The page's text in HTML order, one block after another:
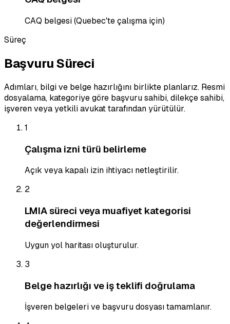
CAQ belgesi (Quebec'te çalışma için)
Süreç
Başvuru Süreci
Adımları, bilgi ve belge hazırlığını birlikte planlarız. Resmi
dosyalama, kategoriye göre başvuru sahibi, dilekçe sahibi,
işveren veya yetkili avukat tarafından yürütülür.
1
Çalışma izni türü belirleme
Açık veya kapalı izin ihtiyacı netleştirilir.
2
LMIA süreci veya muafiyet kategorisi
değerlendirmesi
Uygun yol haritası oluşturulur.
3
Belge hazırlığı ve iş teklifi doğrulama
İşveren belgeleri ve başvuru dosyası tamamlanır.